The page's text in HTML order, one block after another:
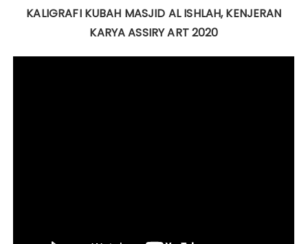
KALIGRAFI KUBAH MASJID AL ISHLAH, KENJERAN
KARYA ASSIRY ART 2020